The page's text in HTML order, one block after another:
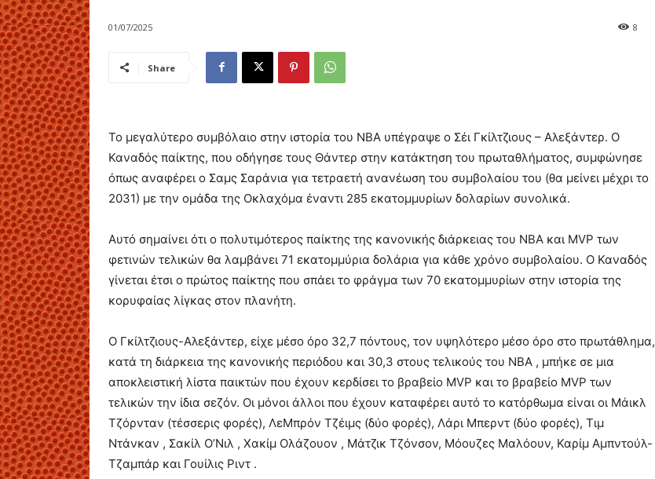
01/07/2025 8
Share
Το μεγαλύτερο συμβόλαιο στην ιστορία του NBA υπέγραψε ο Σέι Γκίλτζιους – Αλεξάντερ. Ο
Καναδός παίκτης, που οδήγησε τους Θάντερ στην κατάκτηση του πρωταθλήματος, συμφώνησε
όπως αναφέρει ο Σαμς Σαράνια για τετραετή ανανέωση του συμβολαίου του (θα μείνει μέχρι το
2031) με την ομάδα της Οκλαχόμα έναντι 285 εκατομμυρίων δολαρίων συνολικά.
Αυτό σημαίνει ότι ο πολυτιμότερος παίκτης της κανονικής διάρκειας του NBA και MVP των
φετινών τελικών θα λαμβάνει 71 εκατομμύρια δολάρια για κάθε χρόνο συμβολαίου. Ο Καναδός
γίνεται έτσι ο πρώτος παίκτης που σπάει το φράγμα των 70 εκατομμυρίων στην ιστορία της
κορυφαίας λίγκας στον πλανήτη.
Ο Γκίλτζιους-Αλεξάντερ, είχε μέσο όρο 32,7 πόντους, τον υψηλότερο μέσο όρο στο πρωτάθλημα,
κατά τη διάρκεια της κανονικής περιόδου και 30,3 στους τελικούς του NBA , μπήκε σε μια
αποκλειστική λίστα παικτών που έχουν κερδίσει το βραβείο MVP και το βραβείο MVP των
τελικών την ίδια σεζόν. Οι μόνοι άλλοι που έχουν καταφέρει αυτό το κατόρθωμα είναι οι Μάικλ
Τζόρνταν (τέσσερις φορές), ΛεΜπρόν Τζέιμς (δύο φορές), Λάρι Μπερντ (δύο φορές), Τιμ
Ντάνκαν , Σακίλ Ο’Νιλ , Χακίμ Ολάζουον , Μάτζικ Τζόνσον, Μόουζες Μαλόουν, Καρίμ Αμπντούλ-
Τζαμπάρ και Γουίλις Ριντ .